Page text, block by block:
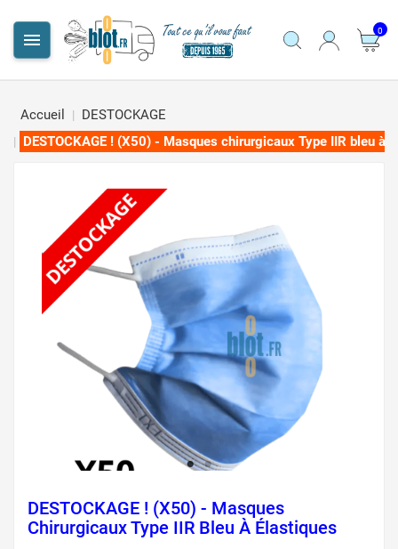
 0
Accueil
DESTOCKAGE
DESTOCKAGE ! (X50) - Masques chirurgicaux Type IIR bleu à
DESTOCKAGE ! (X50) - Masques
Chirurgicaux Type IIR Bleu À Élastiques